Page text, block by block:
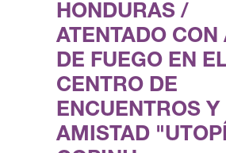
HONDURAS /
ATENTADO CON
DE FUEGO EN
CENTRO DE
ENCUENTROS Y
AMISTAD